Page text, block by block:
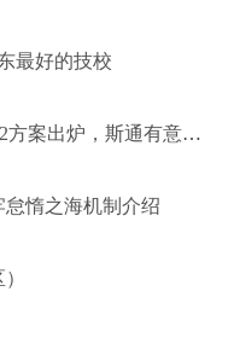
最好的技校
出炉，斯通有意鲍科比
怠惰之海机制介绍